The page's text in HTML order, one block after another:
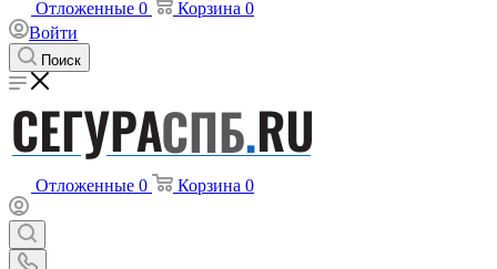
Отложенные 0 Корзина 0
Войти
Поиск
Отложенные 0 Корзина 0